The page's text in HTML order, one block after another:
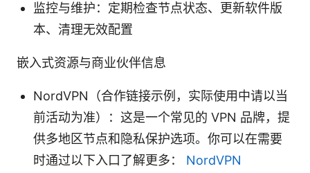
监控与维护：定期检查节点状态、更新软件版
本、清理无效配置
嵌入式资源与商业伙伴信息
NordVPN（合作链接示例，实际使用中请以当
前活动为准）：这是一个常见的 VPN 品牌，提
供多地区节点和隐私保护选项。你可以在需要
时通过以下入口了解更多： NordVPN